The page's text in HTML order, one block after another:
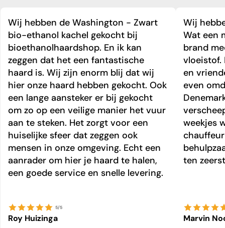
Wij hebben de Washington - Zwart
bio-ethanol kachel gekocht bij
bioethanolhaardshop. En ik kan
zeggen dat het een fantastische
haard is. Wij zijn enorm blij dat wij
hier onze haard hebben gekocht. Ook
een lange aansteker er bij gekocht
om zo op een veilige manier het vuur
aan te steken. Het zorgt voor een
huiselijke sfeer dat zeggen ook
mensen in onze omgeving. Echt een
aanrader om hier je haard te halen,
een goede service en snelle levering.
5/5
Roy Huizinga
Wij
Wat een
brand
vloeistof.
en
even
weekjes
ten
Marvin